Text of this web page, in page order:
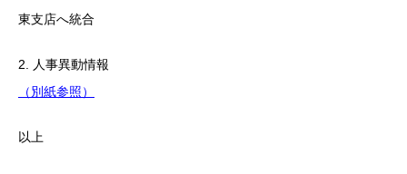
東支店へ統合
2. 人事異動情報
（別紙参照）
以上